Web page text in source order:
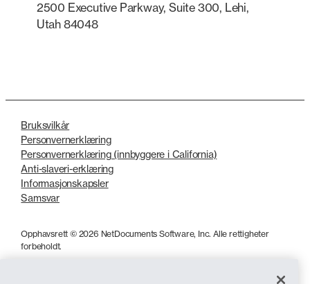
2500 Executive Parkway, Suite 300, Lehi,
Utah 84048
Bruksvilkår
Personvernerklæring
Personvernerklæring (innbyggere i California)
Anti-slaveri-erklæring
Informasjonskapsler
Samsvar
Opphavsrett © 2026 NetDocuments Software, Inc. Alle rettigheter
forbeholdt.